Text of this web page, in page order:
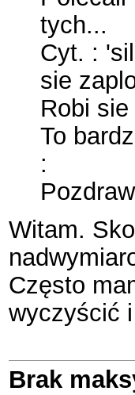
tych...
Cyt. :
sie
Robi
To
:
Witam.
Często
wyczyścić
Brak